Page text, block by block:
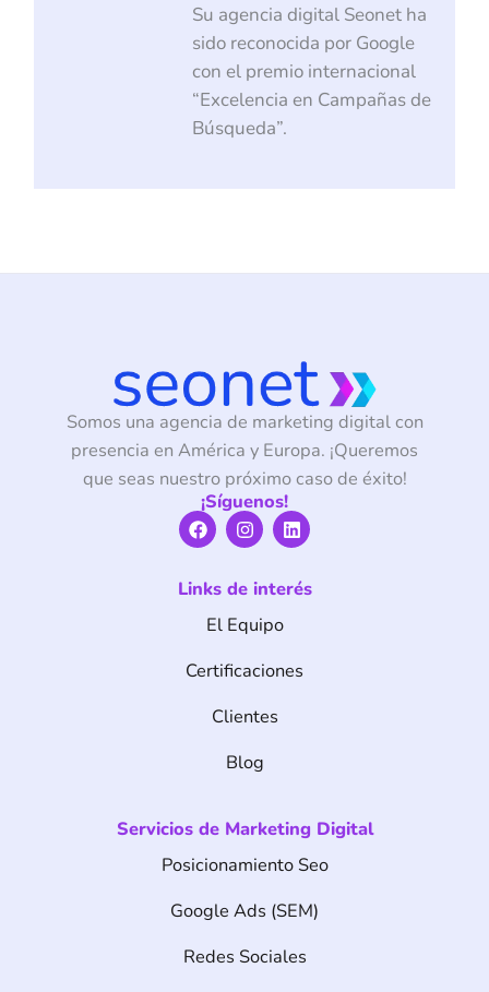
Su agencia digital Seonet ha
sido reconocida por Google
con el premio internacional
“Excelencia en Campañas de
Búsqueda”.
Somos una agencia de marketing digital con
presencia en América y Europa. ¡Queremos
que seas nuestro próximo caso de éxito!
¡Síguenos!
F
a
c
b
I
n
s
a
r
m
L
i
n
k
e
Links de interés
El Equipo
Certificaciones
Clientes
Blog
Servicios de Marketing Digital
Posicionamiento Seo
Google Ads (SEM)
Redes Sociales